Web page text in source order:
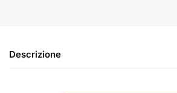
Descrizione